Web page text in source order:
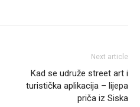
Next article
Kad se udruže street art i
turistička aplikacija – lijepa
priča iz Siska